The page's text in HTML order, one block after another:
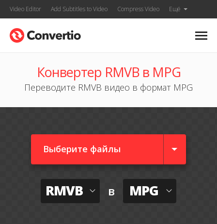
Video Editor Add Subtitles to Video Compress Video Ещё
Конвертер RMVB в MPG
Переводите RMVB видео в формат MPG
Выберите файлы
RMVB в MPG